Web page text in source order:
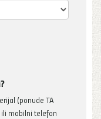
(ponude TA
mobilni telefon